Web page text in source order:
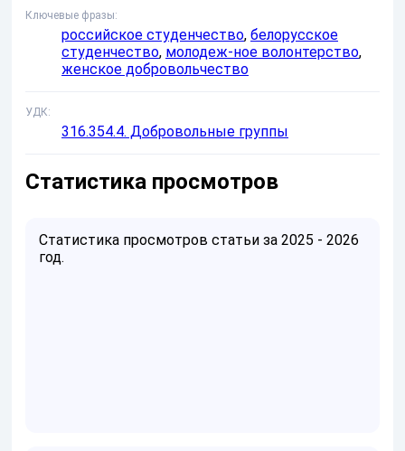
Ключевые фразы
российское студенчество, белорусское
студенчество, молодеж-ное волонтерство,
женское добровольчество
УДК
316.354.4. Добровольные группы
Статистика просмотров
Статистика просмотров статьи за 2025 - 2026
год.